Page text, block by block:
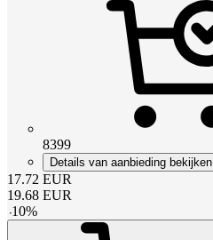
8399
Details van aanbieding bekijken
17.72 EUR
19.68 EUR
-10%